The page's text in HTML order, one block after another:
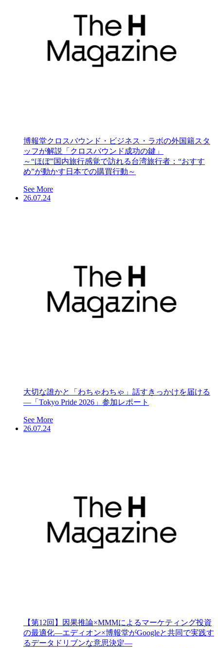
博報堂クロスバウンド・ビジネス・ラボの外国籍スタ
ッフが解説「クロスバウンド成功の鍵」
～“ほぼ”国内旅行感覚で訪れる台湾旅行者：“おすす
め”が動かす日本での購買行動～
See More
26.07.24
大切な誰かと「わちゃわちゃ」話すきっかけを届ける
―「Tokyo Pride 2026」参加レポート
See More
26.07.24
【第12回】因果推論×MMMによるマーケティング投資
の最適化―エディオン×博報堂がGoogleと共同で実践す
るデータドリブンな意思決定―